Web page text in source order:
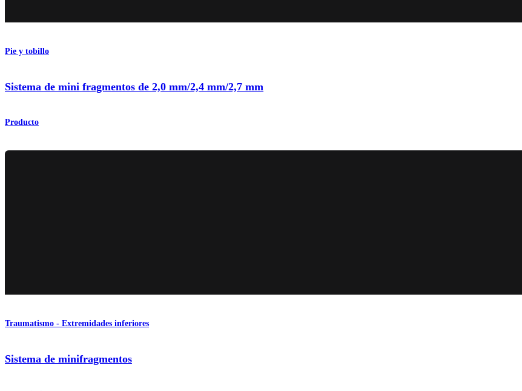
Pie y tobillo
Sistema de mini fragmentos de 2,0 mm/2,4 mm/2,7 mm
Producto
Traumatismo - Extremidades inferiores
Sistema de minifragmentos